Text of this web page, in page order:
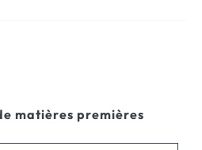
matières premières